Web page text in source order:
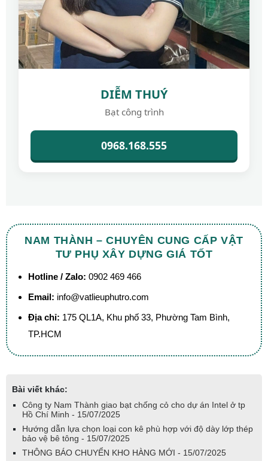
DIỄM THUÝ
Bạt công trình
0968.168.555
NAM THÀNH – CHUYÊN CUNG CẤP VẬT
TƯ PHỤ XÂY DỰNG GIÁ TỐT
Hotline / Zalo: 0902 469 466
Email: info@vatlieuphutro.com
Địa chỉ: 175 QL1A, Khu phố 33, Phường Tam Bình,
TP.HCM
Bài viết khác:
Công ty Nam Thành giao bạt chống cỏ cho dự án Intel ở tp
Hồ Chí Minh - 15/07/2025
Hướng dẫn lựa chọn loại con kê phù hợp với độ dày lớp thép
bảo vệ bê tông - 15/07/2025
THÔNG BÁO CHUYỂN KHO HÀNG MỚI - 15/07/2025